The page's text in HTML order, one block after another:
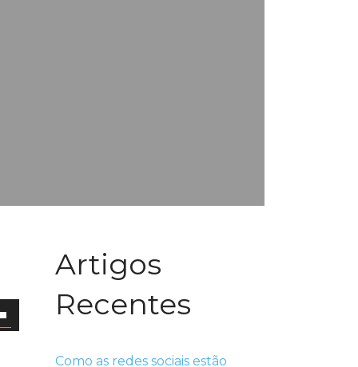
Artigos
Recentes
Como as redes sociais estão